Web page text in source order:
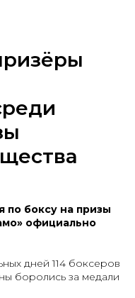
по боксу на призы
официально
дней 114 боксеров
боролись за медали